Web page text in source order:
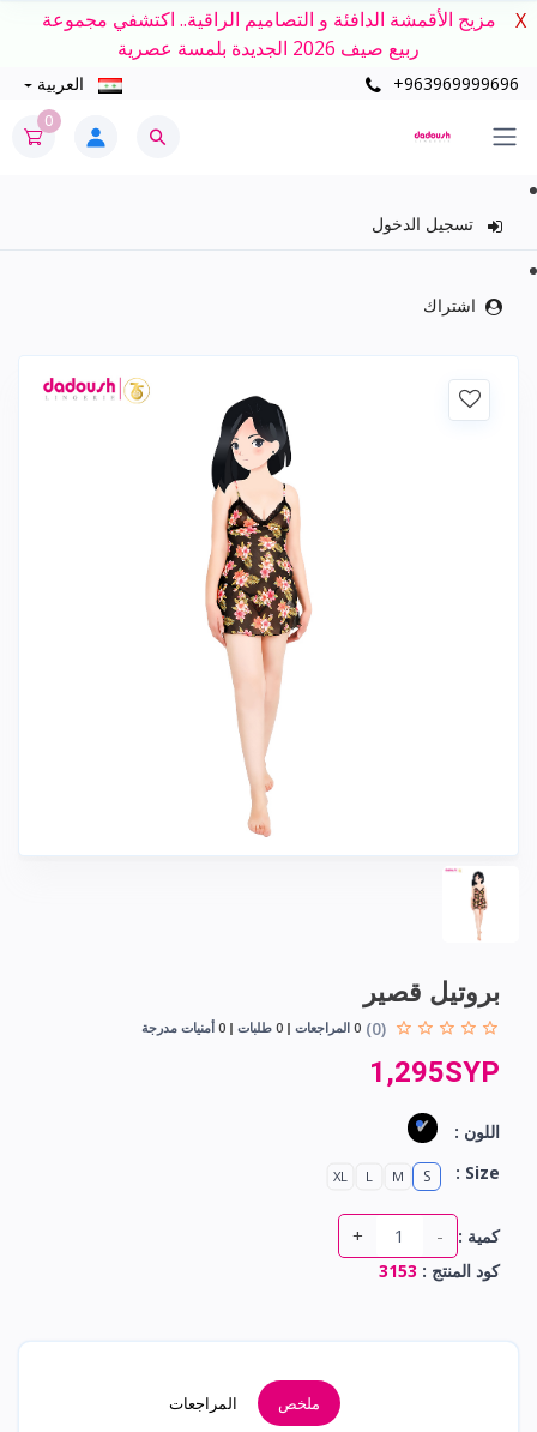
مزيج الأقمشة الدافئة و التصاميم الراقية.. اكتشفي مجموعة
ربيع صيف 2026 الجديدة بلمسة عصرية
X
+963969999696 العربية
0
تسجيل الدخول
اشتراك
بروتيل قصير
(0)
0 المراجعات 0 طلبات 0 أمنيات مدرجة
1,295SYP
اللون :
Size :
S
M
L
XL
كمية : -
+
كود المنتج : 3153
ملخص المراجعات